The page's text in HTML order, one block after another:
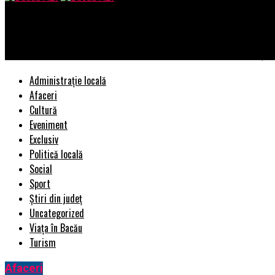
Administrație locală
Afaceri
Cultură
Eveniment
Exclusiv
Politică locală
Social
Sport
Știri din județ
Uncategorized
Viața în Bacău
Turism
Afaceri